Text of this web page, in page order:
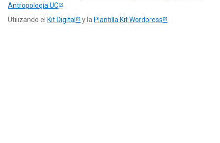
Antropología UC
Utilizando el Kit Digital y la Plantilla Kit Wordpress